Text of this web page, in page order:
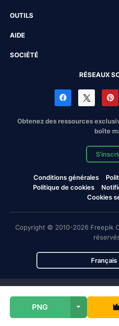
PNG
OUTILS
AIDE
SOCIÉTÉ
RÉSEAUX
Obtenez des ressources
boîte
Conditions générales
Politique de cookies
Cookies
Copyright © 2010-2026 Freepik
Français